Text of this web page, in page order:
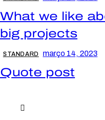
What we like
big projects
STANDARD março 14, 2023
Quote post